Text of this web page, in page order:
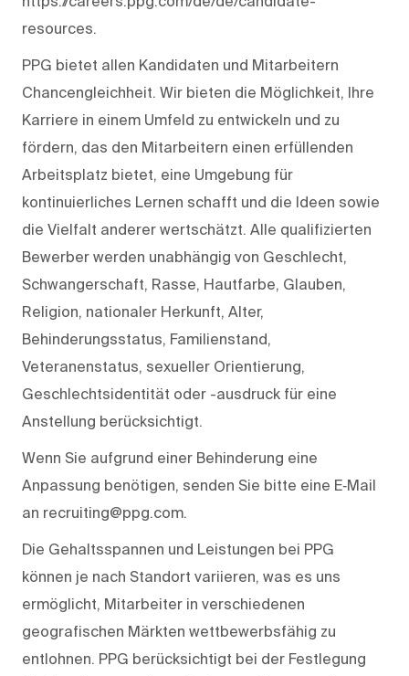
resources.
PPG bietet allen Kandidaten und Mitarbeitern
Chancengleichheit. Wir bieten die Möglichkeit, Ihre
Karriere in einem Umfeld zu entwickeln und zu
fördern, das den Mitarbeitern einen erfüllenden
Arbeitsplatz bietet, eine Umgebung für
kontinuierliches Lernen schafft und die Ideen sowie
die Vielfalt anderer wertschätzt. Alle qualifizierten
Bewerber werden unabhängig von Geschlecht,
Schwangerschaft, Rasse, Hautfarbe, Glauben,
Religion, nationaler Herkunft, Alter,
Behinderungsstatus, Familienstand,
Veteranenstatus, sexueller Orientierung,
Geschlechtsidentität oder -ausdruck für eine
Anstellung berücksichtigt.
Wenn Sie aufgrund einer Behinderung eine
Anpassung benötigen, senden Sie bitte eine E‑Mail
an recruiting@ppg.com.
Die Gehaltsspannen und Leistungen bei PPG
können je nach Standort variieren, was es uns
ermöglicht, Mitarbeiter in verschiedenen
geografischen Märkten wettbewerbsfähig zu
entlohnen. PPG berücksichtigt bei der Festlegung